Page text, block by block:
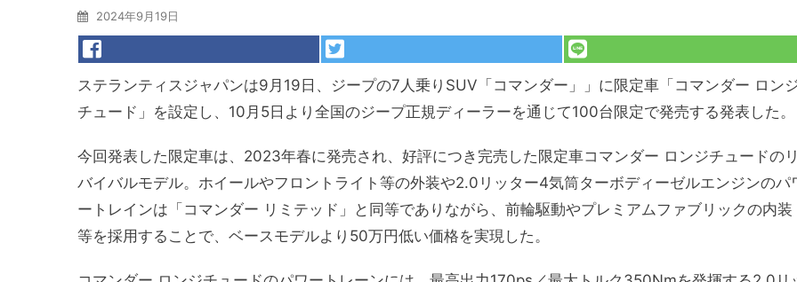
2024年9月19日
ステランティスジャパンは9月19日、ジープの7人乗りSUV「コマンダー」」に限定車「コマンダー ロン
チュード」を設定し、10月5日より全国のジープ正規ディーラーを通じて100台限定で発売する発表した。
今回発表した限定車は、2023年春に発売され、好評につき完売した限定車コマンダー ロンジチュードの
バイバルモデル。ホイールやフロントライト等の外装や2.0リッター4気筒ターボディーゼルエンジンのパ
ートレインは「コマンダー リミテッド」と同等でありながら、前輪駆動やプレミアムファブリックの内装
等を採用することで、ベースモデルより50万円低い価格を実現した。